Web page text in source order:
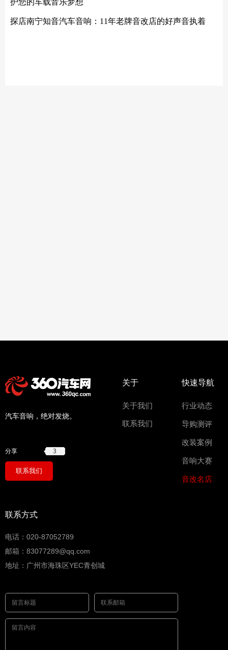
护您的车载音乐梦想
探店南宁知音汽车音响：11年老牌音改店的好声音执着
联系我们
汽车音响，绝对发烧。
分享 3
关于
关于我们
联系我们
快速导航
行业动态
导购测评
改装案例
音响大赛
音改名店
联系方式
电话：020-87052789
邮箱：83077289@qq.com
地址：广州市海珠区YEC青创城